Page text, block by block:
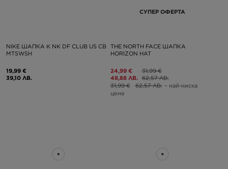
NIKE ШАПКА K NK DF CLUB US CB
MTSWSH
19,99 €
39,10 ЛВ.
СУПЕР ОФЕРТА
THE NORTH FACE ШАПКА
HORIZON HAT
24,99 €
48,88 ЛВ.
31,99 €
62,57 ЛВ.
31,99 €
62,57 ЛВ. – най-ниска
цена